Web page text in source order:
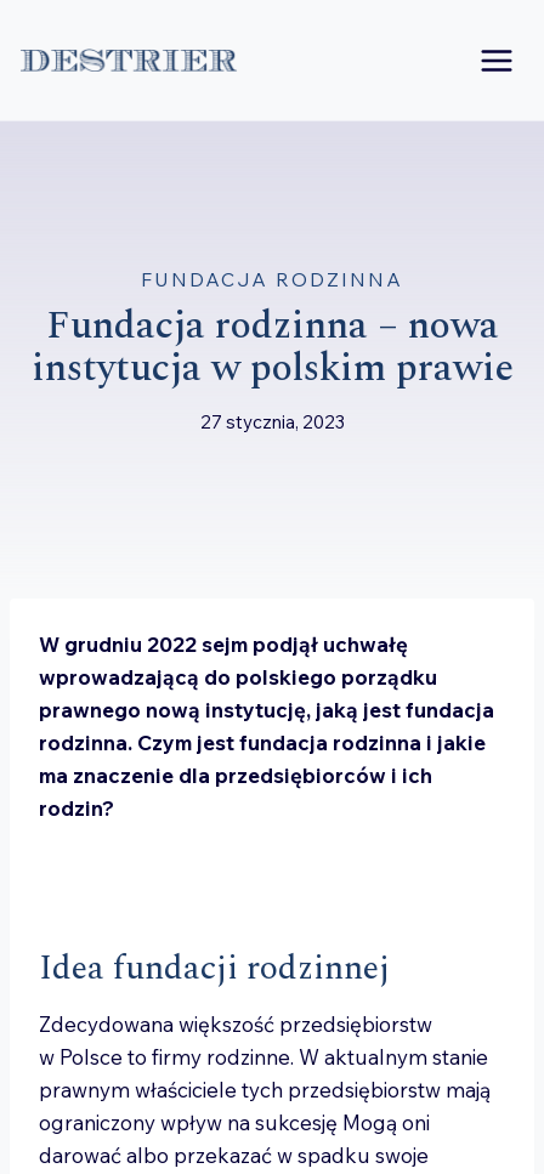
do
FUNDACJA RODZINNA
Fundacja rodzinna – nowa
instytucja w polskim prawie
27 stycznia, 2023
W grudniu 2022 sejm podjął uchwałę
wprowadzającą do polskiego porządku
prawnego nową instytucję, jaką jest fundacja
rodzinna. Czym jest fundacja rodzinna i jakie
ma znaczenie dla przedsiębiorców i ich
rodzin?
Idea fundacji rodzinnej
Zdecydowana większość przedsiębiorstw
w Polsce to firmy rodzinne. W aktualnym stanie
prawnym właściciele tych przedsiębiorstw mają
ograniczony wpływ na sukcesję Mogą oni
darować albo przekazać w spadku swoje